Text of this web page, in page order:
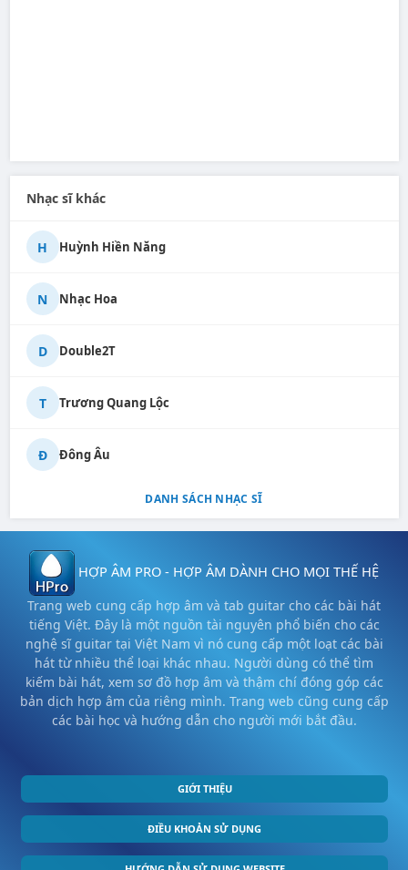
Nhạc sĩ khác
H Huỳnh Hiền Năng
N Nhạc Hoa
D Double2T
T Trương Quang Lộc
Đ Đông Âu
DANH SÁCH NHẠC SĨ
HỢP ÂM PRO - HỢP ÂM DÀNH CHO MỌI THẾ HỆ
Trang web cung cấp hợp âm và tab guitar cho các bài hát
tiếng Việt. Đây là một nguồn tài nguyên phổ biến cho các
nghệ sĩ guitar tại Việt Nam vì nó cung cấp một loạt các bài
hát từ nhiều thể loại khác nhau. Người dùng có thể tìm
kiếm bài hát, xem sơ đồ hợp âm và thậm chí đóng góp các
bản dịch hợp âm của riêng mình. Trang web cũng cung cấp
các bài học và hướng dẫn cho người mới bắt đầu.
GIỚI THIỆU
ĐIỀU KHOẢN SỬ DỤNG